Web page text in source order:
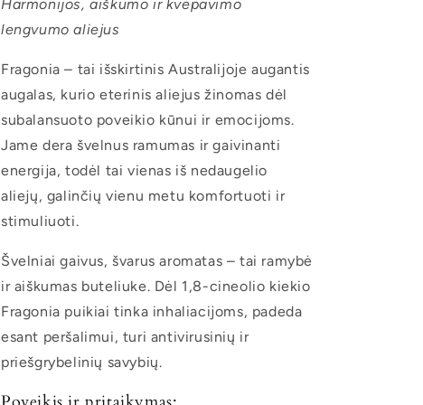
Harmonijos, aiškumo ir kvėpavimo
lengvumo aliejus
Fragonia – tai išskirtinis Australijoje augantis
augalas, kurio eterinis aliejus žinomas dėl
subalansuoto poveikio kūnui ir emocijoms.
Jame dera švelnus ramumas ir gaivinanti
energija, todėl tai vienas iš nedaugelio
aliejų, galinčių vienu metu komfortuoti ir
stimuliuoti.
Švelniai gaivus, švarus aromatas – tai ramybė
ir aiškumas buteliuke. Dėl 1,8-cineolio kiekio
Fragonia puikiai tinka inhaliacijoms, padeda
esant peršalimui, turi antivirusinių ir
priešgrybelinių savybių.